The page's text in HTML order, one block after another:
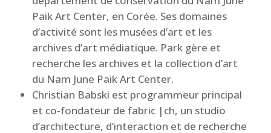
Paik Art Center, en Corée. Ses domaines
d’activité sont les musées d’art et les
archives d’art médiatique. Park gère et
recherche les archives et la collection d’art
du Nam June Paik Art Center.
Christian Babski est programmeur principal
et co-fondateur de fabric |ch, un studio
d’architecture, d’interaction et de recherche